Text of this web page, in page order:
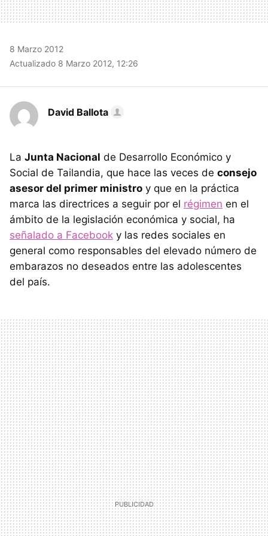
8 Marzo 2012
Actualizado 8 Marzo 2012, 12:26
David Ballota
La Junta Nacional de Desarrollo Económico y
Social de Tailandia, que hace las veces de consejo
asesor del primer ministro y que en la práctica
marca las directrices a seguir por el régimen en el
ámbito de la legislación económica y social, ha
señalado a Facebook y las redes sociales en
general como responsables del elevado número de
embarazos no deseados entre las adolescentes
del país.